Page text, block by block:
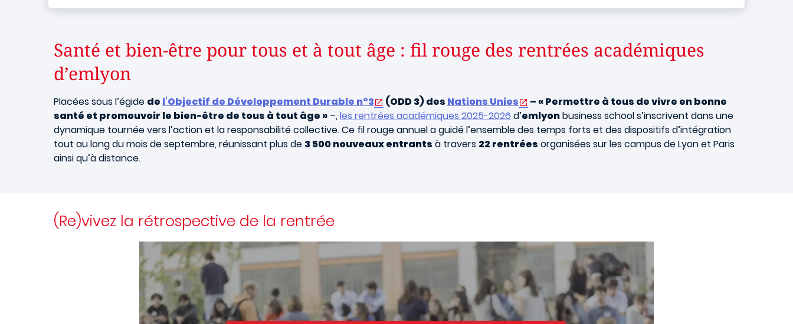
Santé et bien-être pour tous et à tout âge : fil rouge des rentrées académiques
d’emlyon
Placées sous l’égide de l’Objectif de Développement Durable n°3 (ODD 3) des Nations Unies
– « Permettre à tous de vivre en bonne
santé et promouvoir le bien-être de tous à tout âge » –,les rentrées académiques 2025-2026 d’emlyonbusiness school s’inscrivent dans une
dynamique tournée vers l’action et la responsabilité collective. Ce fil rouge annuel a guidé l’ensemble des temps forts et des dispositifs d’intégration
tout au long du mois de septembre, réunissant plus de 3 500 nouveaux entrants à travers 22 rentrées organisées sur les campus de Lyon et Paris
ainsi qu’à distance.
(Re)vivez la rétrospective de la rentrée